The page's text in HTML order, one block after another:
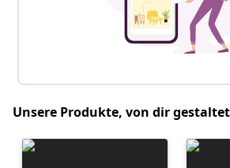
Unsere Produkte, von dir